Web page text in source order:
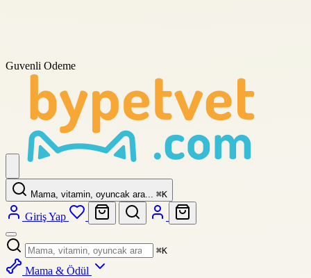
Guvenli Odeme
Mama, vitamin, oyuncak ara... ⌘K
Giriş Yap
⌘K
Mama & Ödül